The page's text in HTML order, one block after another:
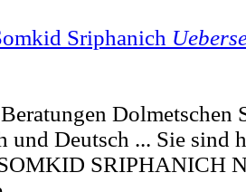
Sriphanich
Dolmetschen
und Deutsch ... Sie sind
SRIPHANICH